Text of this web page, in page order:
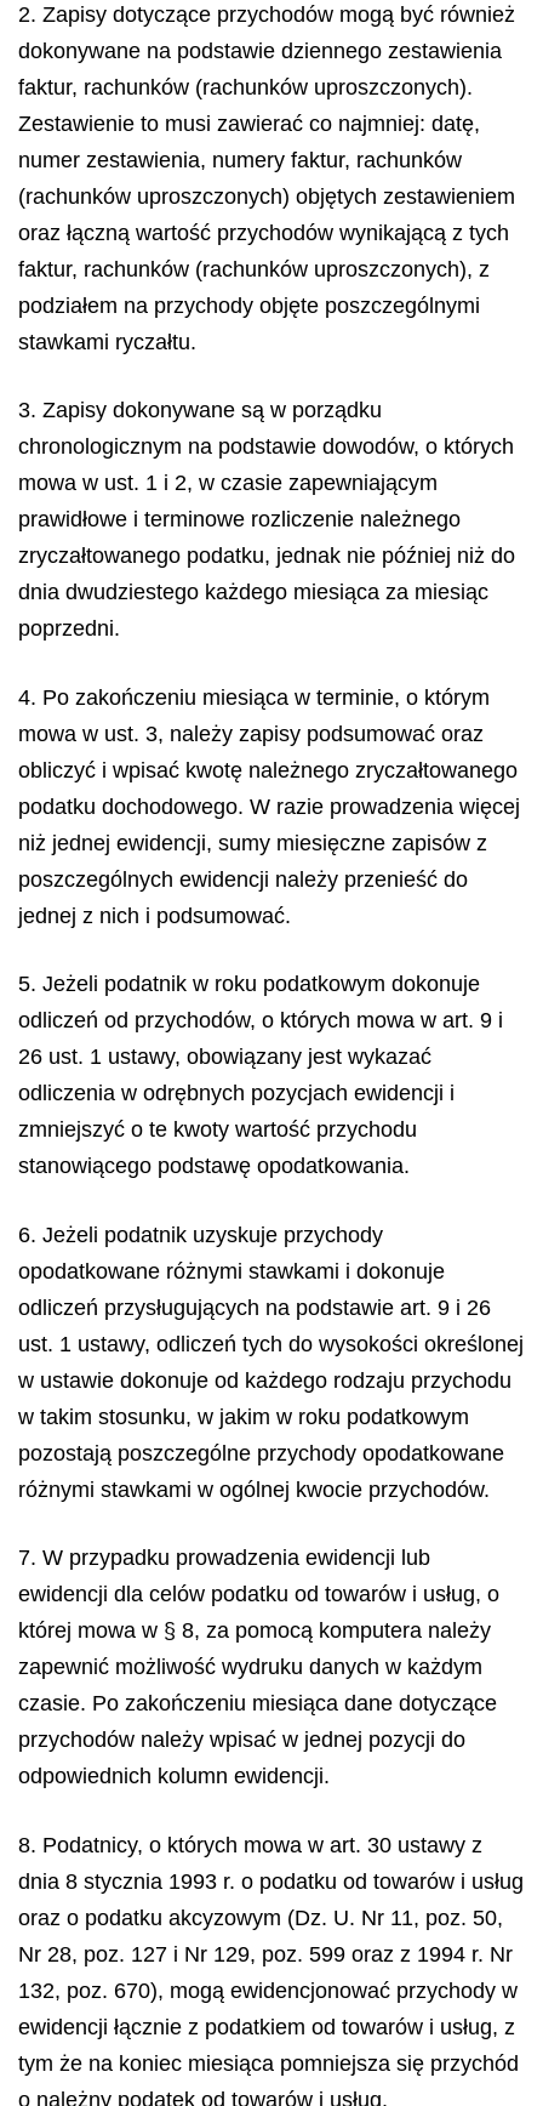
2. Zapisy dotyczące przychodów mogą być również
dokonywane na podstawie dziennego zestawienia
faktur, rachunków (rachunków uproszczonych).
Zestawienie to musi zawierać co najmniej: datę,
numer zestawienia, numery faktur, rachunków
(rachunków uproszczonych) objętych zestawieniem
oraz łączną wartość przychodów wynikającą z tych
faktur, rachunków (rachunków uproszczonych), z
podziałem na przychody objęte poszczególnymi
stawkami ryczałtu.
3. Zapisy dokonywane są w porządku
chronologicznym na podstawie dowodów, o których
mowa w ust. 1 i 2, w czasie zapewniającym
prawidłowe i terminowe rozliczenie należnego
zryczałtowanego podatku, jednak nie później niż do
dnia dwudziestego każdego miesiąca za miesiąc
poprzedni.
4. Po zakończeniu miesiąca w terminie, o którym
mowa w ust. 3, należy zapisy podsumować oraz
obliczyć i wpisać kwotę należnego zryczałtowanego
podatku dochodowego. W razie prowadzenia więcej
niż jednej ewidencji, sumy miesięczne zapisów z
poszczególnych ewidencji należy przenieść do
jednej z nich i podsumować.
5. Jeżeli podatnik w roku podatkowym dokonuje
odliczeń od przychodów, o których mowa w art. 9 i
26 ust. 1 ustawy, obowiązany jest wykazać
odliczenia w odrębnych pozycjach ewidencji i
zmniejszyć o te kwoty wartość przychodu
stanowiącego podstawę opodatkowania.
6. Jeżeli podatnik uzyskuje przychody
opodatkowane różnymi stawkami i dokonuje
odliczeń przysługujących na podstawie art. 9 i 26
ust. 1 ustawy, odliczeń tych do wysokości określonej
w ustawie dokonuje od każdego rodzaju przychodu
w takim stosunku, w jakim w roku podatkowym
pozostają poszczególne przychody opodatkowane
różnymi stawkami w ogólnej kwocie przychodów.
7. W przypadku prowadzenia ewidencji lub
ewidencji dla celów podatku od towarów i usług, o
której mowa w § 8, za pomocą komputera należy
zapewnić możliwość wydruku danych w każdym
czasie. Po zakończeniu miesiąca dane dotyczące
przychodów należy wpisać w jednej pozycji do
odpowiednich kolumn ewidencji.
8. Podatnicy, o których mowa w art. 30 ustawy z
dnia 8 stycznia 1993 r. o podatku od towarów i usług
oraz o podatku akcyzowym (Dz. U. Nr 11, poz. 50,
Nr 28, poz. 127 i Nr 129, poz. 599 oraz z 1994 r. Nr
132, poz. 670), mogą ewidencjonować przychody w
ewidencji łącznie z podatkiem od towarów i usług, z
tym że na koniec miesiąca pomniejsza się przychód
o należny podatek od towarów i usług.